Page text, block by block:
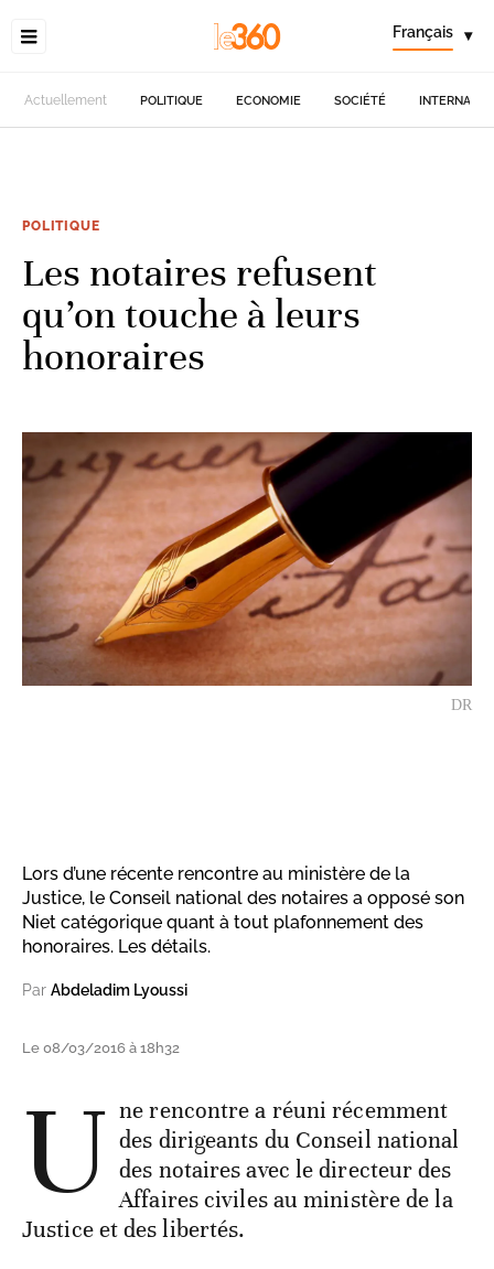
Français ▾
Actuellement POLITIQUE ECONOMIE SOCIÉTÉ
POLITIQUE
Les notaires refusent
qu’on touche à leurs
honoraires
DR
Lors d’une récente rencontre au ministère de la
Justice, le Conseil national des notaires a opposé son
Niet catégorique quant à tout plafonnement des
honoraires. Les détails.
Par Abdeladim Lyoussi
Le 08/03/2016 à 18h32
U ne rencontre a réuni récemment
des dirigeants du Conseil national
des notaires avec le directeur des
Affaires civiles au ministère de la
Justice et des libertés.